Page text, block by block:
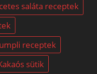
saláta receptek
receptek
sütik